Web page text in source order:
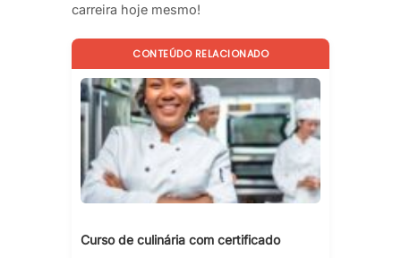
carreira hoje mesmo!
CONTEÚDO RELACIONADO
Curso de culinária com certificado